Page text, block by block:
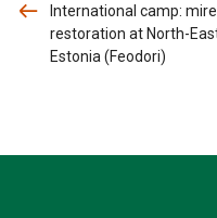
International camp: mire
restoration at North-
Estonia (Feodori)